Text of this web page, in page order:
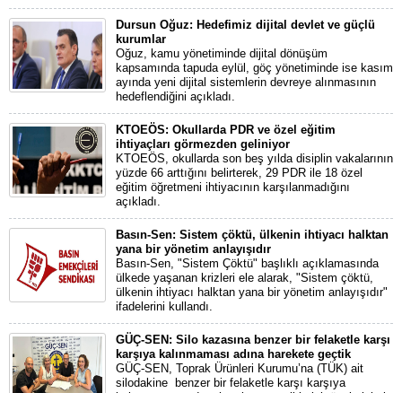
Dursun Oğuz: Hedefimiz dijital devlet ve güçlü
kurumlar
Oğuz, kamu yönetiminde dijital dönüşüm
kapsamında tapuda eylül, göç yönetiminde ise kasım
ayında yeni dijital sistemlerin devreye alınmasının
hedeflendiğini açıkladı.
KTOEÖS: Okullarda PDR ve özel eğitim
ihtiyaçları görmezden geliniyor
KTOEÖS, okullarda son beş yılda disiplin vakalarının
yüzde 66 arttığını belirterek, 29 PDR ile 18 özel
eğitim öğretmeni ihtiyacının karşılanmadığını
açıkladı.
Basın-Sen: Sistem çöktü, ülkenin ihtiyacı halktan
yana bir yönetim anlayışıdır
Basın-Sen, "Sistem Çöktü" başlıklı açıklamasında
ülkede yaşanan krizleri ele alarak, "Sistem çöktü,
ülkenin ihtiyacı halktan yana bir yönetim anlayışıdır"
ifadelerini kullandı.
GÜÇ-SEN: Silo kazasına benzer bir felaketle karşı
karşıya kalınmaması adına harekete geçtik
GÜÇ-SEN, Toprak Ürünleri Kurumu’na (TÜK) ait
silodakine benzer bir felaketle karşı karşıya